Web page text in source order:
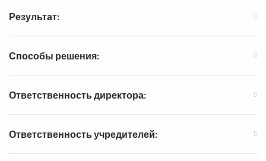
Результат:
Способы решения:
Ответственность директора:
Ответственность учредителей: